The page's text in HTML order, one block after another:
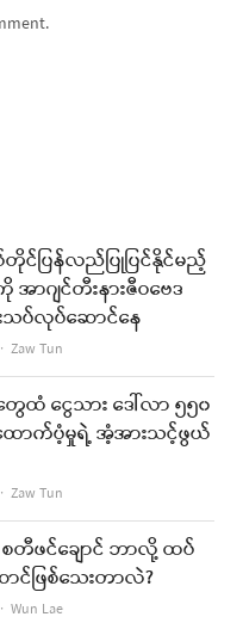
ပြန်လည်ပြုပြင်နိုင်မည့်
အာဂျင်တီးနားဇီဝဗေဒ
သပ်လုပ်ဆောင်နေ
Author
Zaw Tun
ထံ ငွေသား ဒေါ်လာ ၅၅၀
ာက်ပံ့မှုရဲ့ အံ့အားသင့်ဖွယ်
Author
Zaw Tun
စတီဖင်ချောင် ဘာလို့ ထပ်
ာင်ဖြစ်သေးတာလဲ?
Author
Wun Lae